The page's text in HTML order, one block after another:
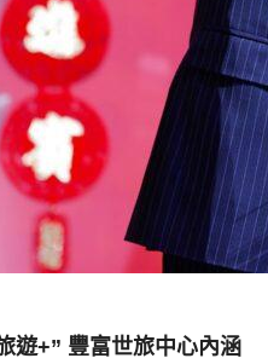
遊+” 豐富世旅中心內涵